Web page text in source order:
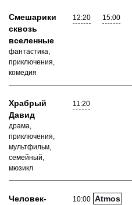
Смешарики
сквозь
вселенные
фантастика,
приключения,
комедия
12:20 15:00
Храбрый
Давид
драма,
приключения,
мультфильм,
семейный,
мюзикл
11:20
Человек-
10:00 Atmos